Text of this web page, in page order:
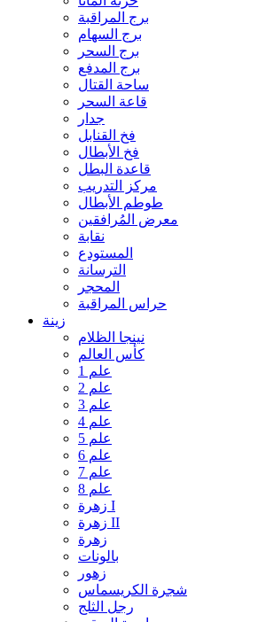
برج المراقبة
برج السهام
برج السحر
برج المدفع
ساحة القتال
قاعة السحر
جدار
فخ القنابل
فخ الأبطال
قاعدة البطل
مركز التدريب
طوطم الأبطال
معرض المُرافقين
نقابة
المستودع
الترسانة
المحجر
حراس المراقبة
زينة
نينجا الظلام
كأس العالم
علم 1
علم 2
علم 3
علم 4
علم 5
علم 6
علم 7
علم 8
زهرة I
زهرة II
زهرة
بالونات
زهور
شجرة الكريسماس
رجل الثلج